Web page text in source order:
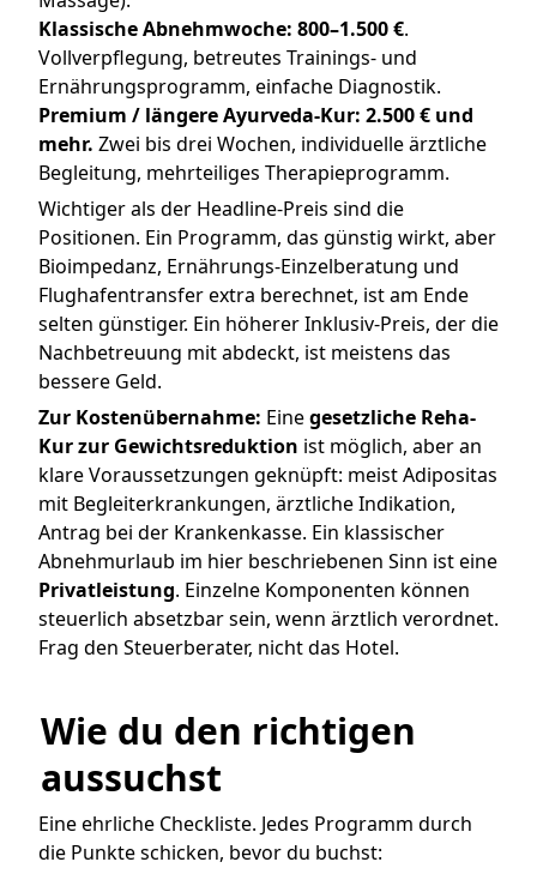
Klassische Abnehmwoche: 800–1.500 €.
Vollverpflegung, betreutes Trainings- und
Ernährungsprogramm, einfache Diagnostik.
Premium / längere Ayurveda-Kur: 2.500 € und
mehr. Zwei bis drei Wochen, individuelle ärztliche
Begleitung, mehrteiliges Therapieprogramm.
Wichtiger als der Headline-Preis sind die
Positionen. Ein Programm, das günstig wirkt, aber
Bioimpedanz, Ernährungs-Einzelberatung und
Flughafentransfer extra berechnet, ist am Ende
selten günstiger. Ein höherer Inklusiv-Preis, der die
Nachbetreuung mit abdeckt, ist meistens das
bessere Geld.
Zur Kostenübernahme: Einegesetzliche Reha-
Kur zur Gewichtsreduktion ist möglich, aber an
klare Voraussetzungen geknüpft: meist Adipositas
mit Begleiterkrankungen, ärztliche Indikation,
Antrag bei der Krankenkasse. Ein klassischer
Abnehmurlaub im hier beschriebenen Sinn ist eine
Privatleistung. Einzelne Komponenten können
steuerlich absetzbar sein, wenn ärztlich verordnet.
Frag den Steuerberater, nicht das Hotel.
Wie du den richtigen
aussuchst
Eine ehrliche Checkliste. Jedes Programm durch
die Punkte schicken, bevor du buchst: